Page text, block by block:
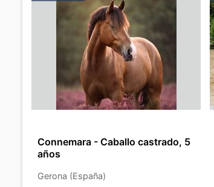
Connemara - Caballo castrado, 5
años
Gerona (España)